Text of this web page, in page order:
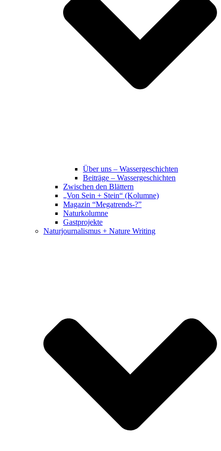
Über uns – Wassergeschichten
Beiträge – Wassergeschichten
Zwischen den Blättern
„Von Sein + Stein“ (Kolumne)
Magazin “Megatrends-?”
Naturkolumne
Gastprojekte
Naturjournalismus + Nature Writing